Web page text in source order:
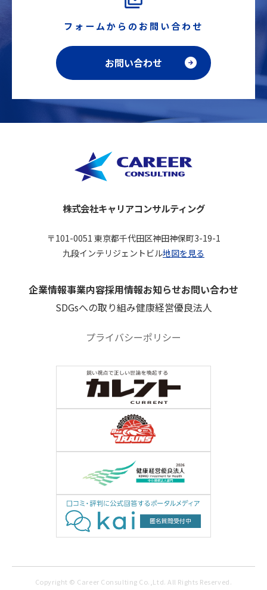
フォームからのお問い合わせ
お問い合わせ
株式会社キャリアコンサルティング
〒101-0051 東京都千代田区神田神保町3-19-1
九段インテリジェントビル地図を見る
企業情報事業内容採用情報お知らせお問い合わせ
SDGsへの取り組み健康経営優良法人
プライバシーポリシー
Copyright © Career Consulting Co.,Ltd. All Rights Reserved.